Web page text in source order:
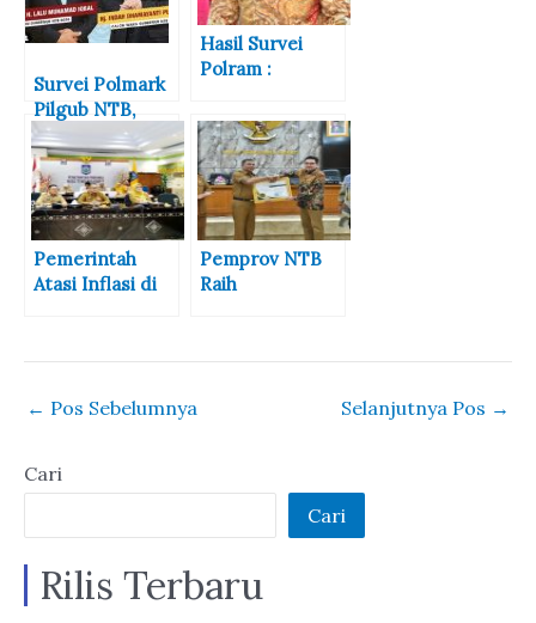
Survei Polmark
Pilgub NTB,
Elektabilitas
Iqbal Dinda Naik
Signifikan
Hasil Survei
Polram :
Man Tembus
56,8 %, Disusul
Feri Sofiyan 18,8
%
Pemerintah
Atasi Inflasi di
Pemprov NTB
Raih
Health
← Pos Sebelumnya Selanjutnya Pos →
Cari
Cari
Rilis Terbaru